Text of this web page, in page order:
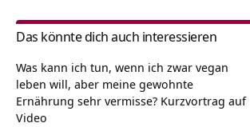
Das könnte dich auch interessieren
Was kann ich tun, wenn ich zwar vegan
leben will, aber meine gewohnte
Ernährung sehr vermisse? Kurzvortrag auf
Video